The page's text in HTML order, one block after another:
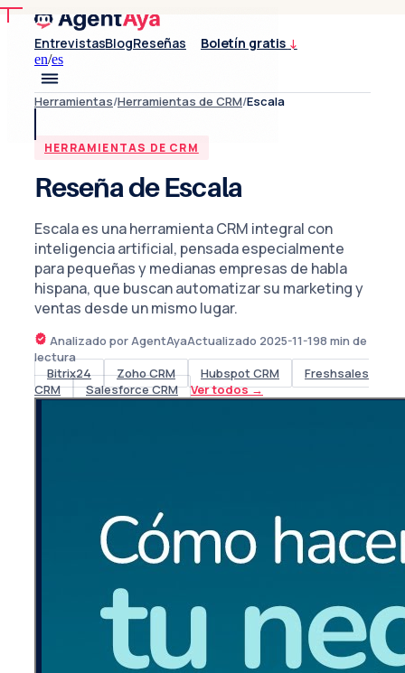
EntrevistasBlogReseñas Boletín gratis ↓
en/es
Herramientas/Herramientas de CRM/Escala
HERRAMIENTAS DE CRM
Reseña de Escala
Escala es una herramienta CRM integral con
inteligencia artificial, pensada especialmente
para pequeñas y medianas empresas de habla
hispana, que buscan automatizar su marketing y
ventas desde un mismo lugar.
Analizado por AgentAyaActualizado 2025-11-198 min de
lectura
Bitrix24
Zoho CRM Hubspot CRM
Freshsales
CRM
Salesforce CRM Ver todos→